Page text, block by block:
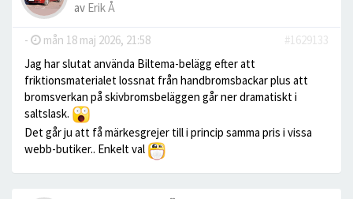
av Erik Å
- mån 18 maj 2026, 21:58
#1629133
Jag har slutat använda Biltema-belägg efter att
friktionsmaterialet lossnat från handbromsbackar plus att
bromsverkan på skivbromsbeläggen går ner dramatiskt i
saltslask.
Det går ju att få märkesgrejer till i princip samma pris i vissa
webb-butiker.. Enkelt val